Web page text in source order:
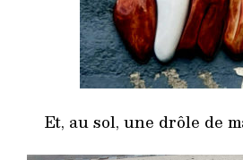
Et, au sol, une drôle de